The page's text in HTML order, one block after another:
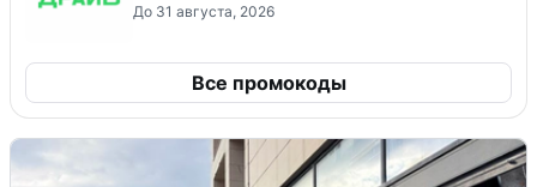
До 31 августа, 2026
Все промокоды